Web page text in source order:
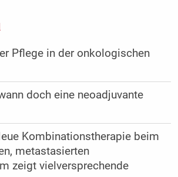
Pflege in der onkologischen
doch eine neoadjuvante
Kombinationstherapie beim
metastasierten
zeigt vielversprechende